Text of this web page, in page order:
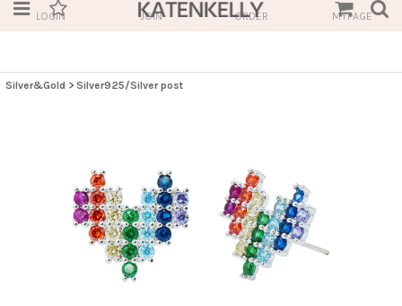
LOGIN JOIN ORDER MYPAGE
Silver&Gold > Silver925/Silver post